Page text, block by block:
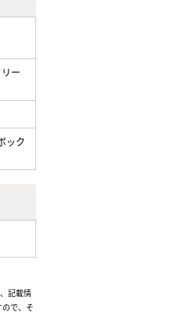
ー
ック
記載情
で、そ